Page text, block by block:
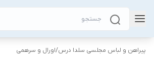
پیراهن و لباس مجلسی سلدا درس/اورال و سرهمی